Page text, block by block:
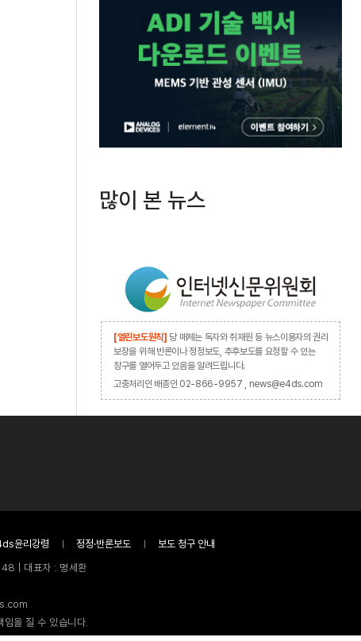
많이 본 뉴스
[열린보도원칙] 당 매체는 독자와 취재원 등 뉴스이용자의 권리
보장을 위해 반론이나 정정보도, 추후보도를 요청할 수 있는
창구를 열어두고 있음을 알려드립니다.
고충처리인 배종인 02-866-9957 , news@e4ds.com
윤리강령 정정·반론보도
보도 청구 안내
| 대표자 : 명세환
을 질 수 있습니다.